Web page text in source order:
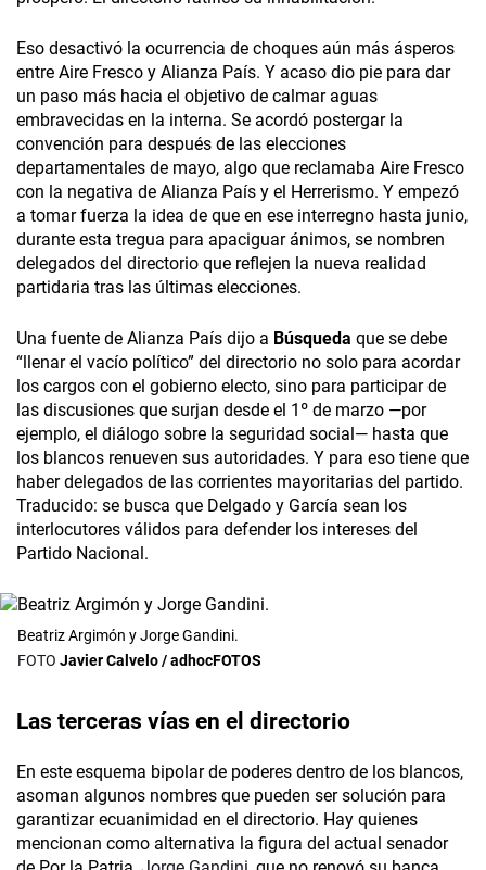
Eso desactivó la ocurrencia de choques aún más ásperos
entre Aire Fresco y Alianza País. Y acaso dio pie para dar
un paso más hacia el objetivo de calmar aguas
embravecidas en la interna. Se acordó postergar la
convención para después de las elecciones
departamentales de mayo, algo que reclamaba Aire Fresco
con la negativa de Alianza País y el Herrerismo. Y empezó
a tomar fuerza la idea de que en ese interregno hasta junio,
durante esta tregua para apaciguar ánimos, se nombren
delegados del directorio que reflejen la nueva realidad
partidaria tras las últimas elecciones.
Una fuente de Alianza País dijo a Búsqueda que se debe
“llenar el vacío político” del directorio no solo para acordar
los cargos con el gobierno electo, sino para participar de
las discusiones que surjan desde el 1º de marzo —por
ejemplo, el diálogo sobre la seguridad social— hasta que
los blancos renueven sus autoridades. Y para eso tiene que
haber delegados de las corrientes mayoritarias del partido.
Traducido: se busca que Delgado y García sean los
interlocutores válidos para defender los intereses del
Partido Nacional.
Beatriz Argimón y Jorge Gandini.
Javier Calvelo / adhocFOTOS
Las terceras vías en el directorio
En este esquema bipolar de poderes dentro de los blancos,
asoman algunos nombres que pueden ser solución para
garantizar ecuanimidad en el directorio. Hay quienes
mencionan como alternativa la figura del actual senador